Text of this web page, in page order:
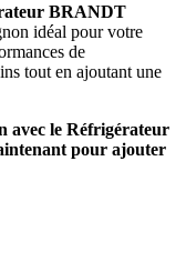
BRANDT
idéal pour votre
de
tout en ajoutant une
avec le Réfrigérateur
pour ajouter